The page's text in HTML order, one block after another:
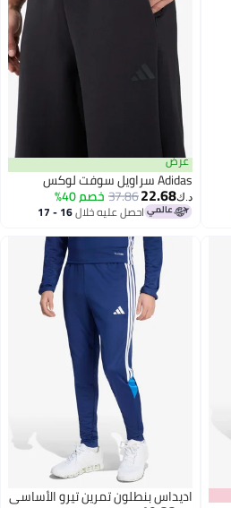
22.68
37.86خصم 40%
احصل عليه خلال 16 - 17
اديداس بنطلون تمرين تيرو الأساسي